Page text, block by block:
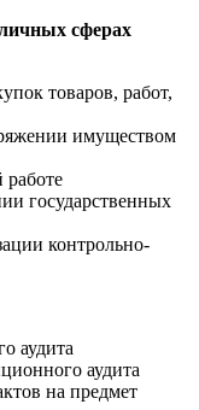
сферах
товаров, работ,
имуществом
государственных
контрольно-
аудита
аудита
на предмет